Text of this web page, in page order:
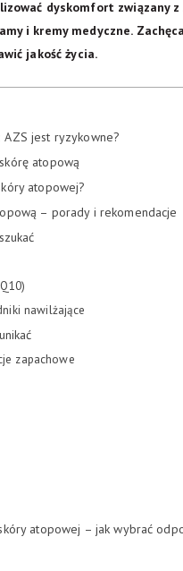
dyskomfort związany
i kremy medyczne.
jakość życia.
AZS jest ryzykowne?
atopową
atopowej?
– porady i rekomendacje
nawilżające
zapachowe
atopowej – jak wybrać